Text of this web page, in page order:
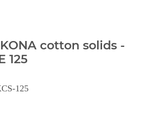
cotton solids -
125
125